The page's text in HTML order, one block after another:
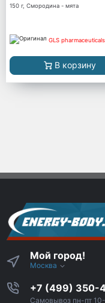
150 г, Смородина - мята
GLS pharmaceuticals
В корзину
Мой город!
Москва
+7 (499) 350-
Самовывоз пн-пт